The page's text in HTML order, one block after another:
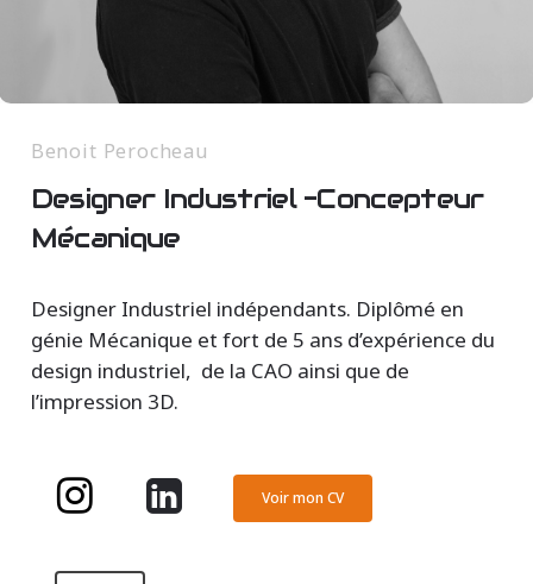
Benoit Perocheau
Designer Industriel -Concepteur
Mécanique
Designer Industriel indépendants. Diplômé en
génie Mécanique et fort de 5 ans d’expérience du
design industriel, de la CAO ainsi que de
l’impression 3D.
Voir mon CV